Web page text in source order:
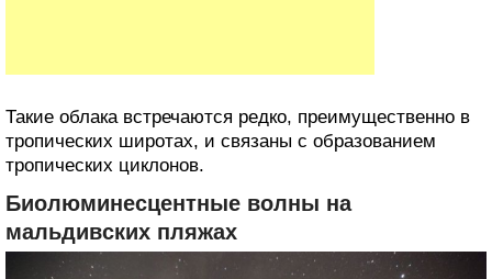
Такие облака встречаются редко, преимущественно в
тропических широтах, и связаны с образованием
тропических циклонов.
Биолюминесцентные волны на
мальдивских пляжах